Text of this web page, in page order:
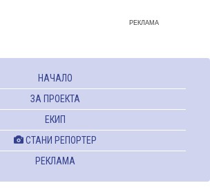
РЕКЛАМА
НАЧАЛО
ЗА ПРОЕКТА
ЕКИП
СТАНИ РЕПОРТЕР
РЕКЛАМА